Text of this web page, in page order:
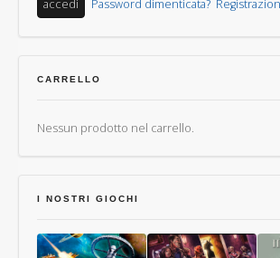
Password dimenticata?
CARRELLO
Nessun prodotto nel carrello.
I NOSTRI GIOCHI